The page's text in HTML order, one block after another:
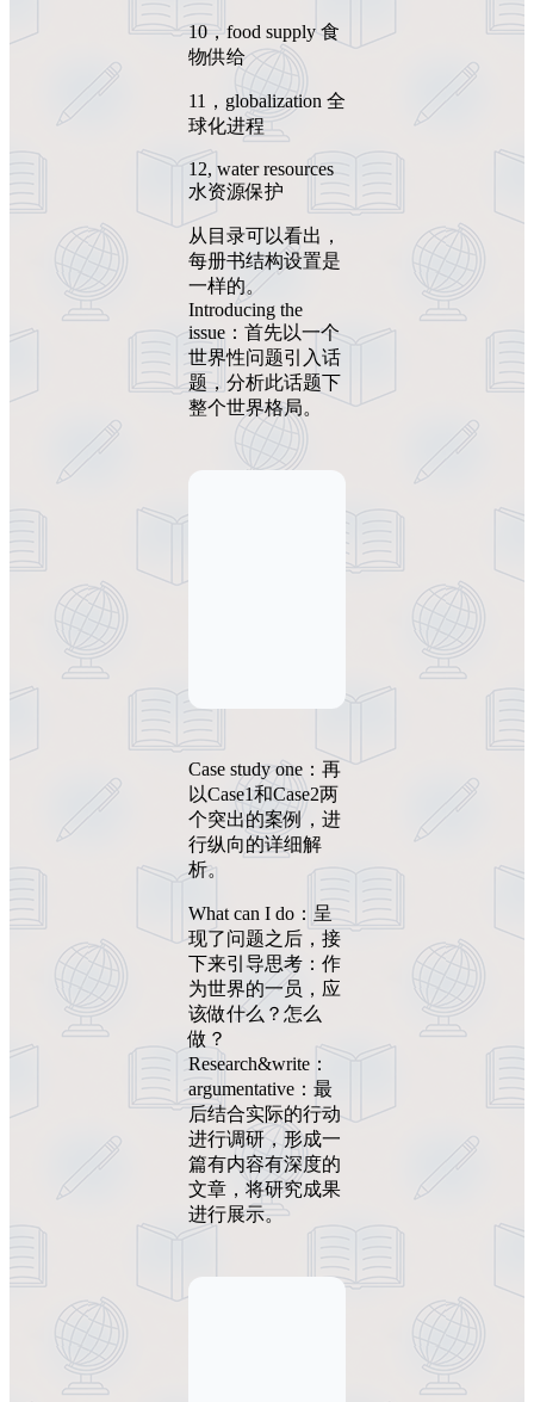
10，food supply 食
物供给
11，globalization 全
球化进程
12, water resources
水资源保护
从目录可以看出，
每册书结构设置是
一样的。
Introducing the
issue：首先以一个
世界性问题引入话
题，分析此话题下
整个世界格局。
Case study one：再
以Case1和Case2两
个突出的案例，进
行纵向的详细解
析。
What can I do：呈
现了问题之后，接
下来引导思考：作
为世界的一员，应
该做什么？怎么
做？
Research&write：
argumentative：最
后结合实际的行动
进行调研，形成一
篇有内容有深度的
文章，将研究成果
进行展示。